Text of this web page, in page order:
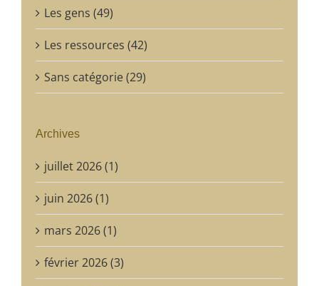
Les gens (49)
Les ressources (42)
Sans catégorie (29)
Archives
juillet 2026 (1)
juin 2026 (1)
mars 2026 (1)
février 2026 (3)